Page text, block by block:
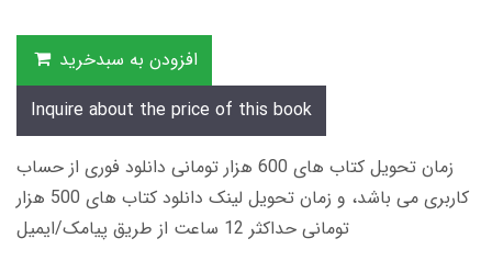
افزودن به سبدخرید
Inquire about the price of this book
زمان تحویل کتاب های 600 هزار تومانی دانلود فوری از حساب
کاربری می باشد، و زمان تحویل لینک دانلود کتاب های 500 هزار
تومانی حداکثر 12 ساعت از طریق پیامک/ایمیل